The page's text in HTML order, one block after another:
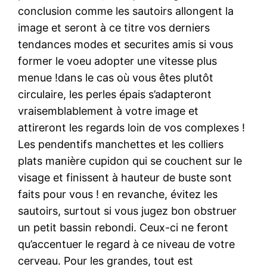
conclusion comme les sautoirs allongent la
image et seront à ce titre vos derniers
tendances modes et securites amis si vous
former le voeu adopter une vitesse plus
menue !dans le cas où vous êtes plutôt
circulaire, les perles épais s’adapteront
vraisemblablement à votre image et
attireront les regards loin de vos complexes !
Les pendentifs manchettes et les colliers
plats manière cupidon qui se couchent sur le
visage et finissent à hauteur de buste sont
faits pour vous ! en revanche, évitez les
sautoirs, surtout si vous jugez bon obstruer
un petit bassin rebondi. Ceux-ci ne feront
qu’accentuer le regard à ce niveau de votre
cerveau. Pour les grandes, tout est